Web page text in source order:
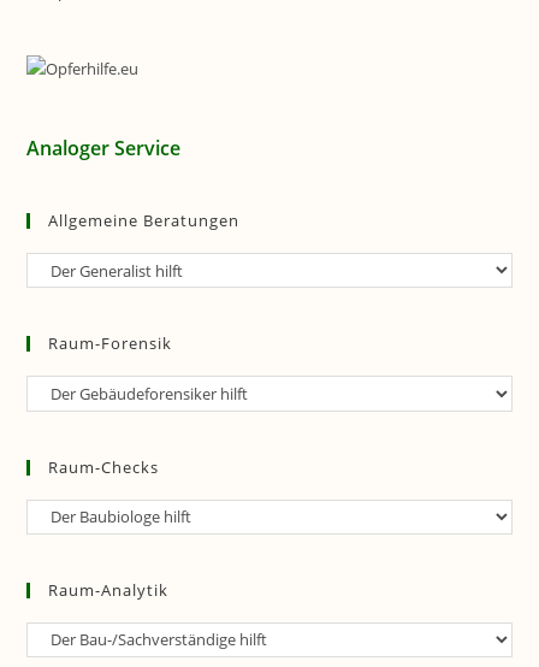
Analoger Service
Allgemeine Beratungen
Allgemeine
Raum-Forensik
Raum-
Raum-Checks
Raum-
Raum-Analytik
Raum-